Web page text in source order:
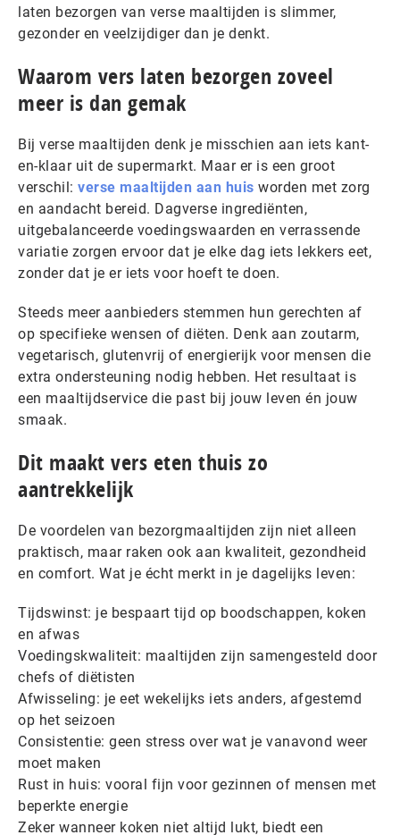
laten bezorgen van verse maaltijden is slimmer,
gezonder en veelzijdiger dan je denkt.
Waarom vers laten bezorgen zoveel
meer is dan gemak
Bij verse maaltijden denk je misschien aan iets kant-
en-klaar uit de supermarkt. Maar er is een groot
verschil: verse maaltijden aan huis worden met zorg
en aandacht bereid. Dagverse ingrediënten,
uitgebalanceerde voedingswaarden en verrassende
variatie zorgen ervoor dat je elke dag iets lekkers eet,
zonder dat je er iets voor hoeft te doen.
Steeds meer aanbieders stemmen hun gerechten af
op specifieke wensen of diëten. Denk aan zoutarm,
vegetarisch, glutenvrij of energierijk voor mensen die
extra ondersteuning nodig hebben. Het resultaat is
een maaltijdservice die past bij jouw leven én jouw
smaak.
Dit maakt vers eten thuis zo
aantrekkelijk
De voordelen van bezorgmaaltijden zijn niet alleen
praktisch, maar raken ook aan kwaliteit, gezondheid
en comfort. Wat je écht merkt in je dagelijks leven:
Tijdswinst: je bespaart tijd op boodschappen, koken
en afwas
Voedingskwaliteit: maaltijden zijn samengesteld door
chefs of diëtisten
Afwisseling: je eet wekelijks iets anders, afgestemd
op het seizoen
Consistentie: geen stress over wat je vanavond weer
moet maken
Rust in huis: vooral fijn voor gezinnen of mensen met
beperkte energie
Zeker wanneer koken niet altijd lukt, biedt een